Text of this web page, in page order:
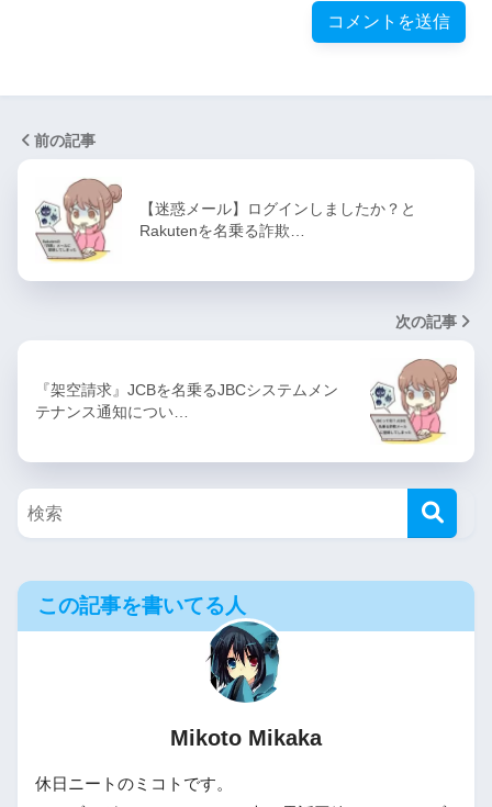
前の記事
【迷惑メール】ログインしましたか？と
Rakutenを名乗る詐欺…
次の記事
『架空請求』JCBを名乗るJBCシステムメン
テナンス通知につい…
この記事を書いてる人
Mikoto Mikaka
休日ニートのミコトです。